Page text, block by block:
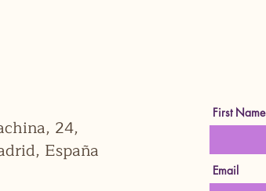
24,
España
First Name
Email